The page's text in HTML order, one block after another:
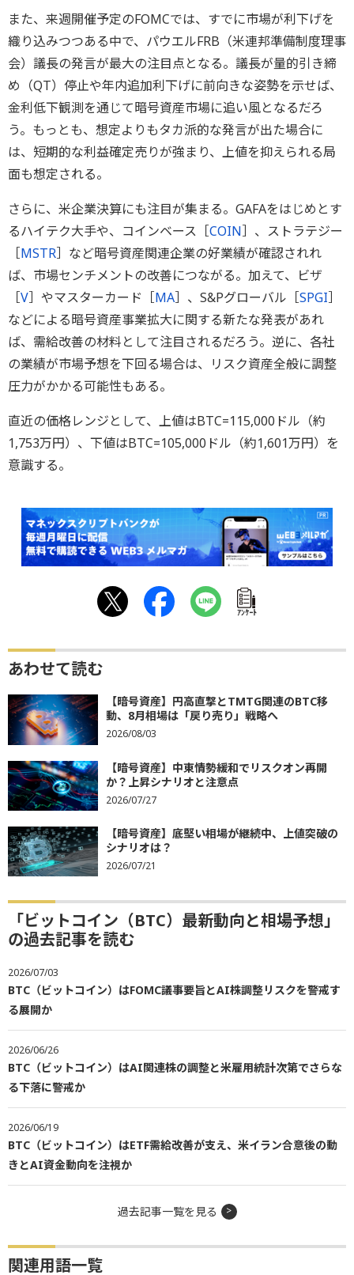
また、来週開催予定のFOMCでは、すでに市場が利下げを
織り込みつつある中で、パウエルFRB（米連邦準備制度理事
会）議長の発言が最大の注目点となる。議長が量的引き締
め（QT）停止や年内追加利下げに前向きな姿勢を示せば、
金利低下観測を通じて暗号資産市場に追い風となるだろ
う。もっとも、想定よりもタカ派的な発言が出た場合に
は、短期的な利益確定売りが強まり、上値を抑えられる局
面も想定される。
さらに、米企業決算にも注目が集まる。GAFAをはじめとす
るハイテク大手や、コインベース［COIN］、ストラテジー
［MSTR］など暗号資産関連企業の好業績が確認されれ
ば、市場センチメントの改善につながる。加えて、ビザ
［V］やマスターカード［MA］、S&Pグローバル［SPGI］
などによる暗号資産事業拡大に関する新たな発表があれ
ば、需給改善の材料として注目されるだろう。逆に、各社
の業績が市場予想を下回る場合は、リスク資産全般に調整
圧力がかかる可能性もある。
直近の価格レンジとして、上値はBTC=115,000ドル（約
1,753万円）、下値はBTC=105,000ドル（約1,601万円）を
意識する。
ｱﾝｹｰﾄ
あわせて読む
【暗号資産】円高直撃とTMTG関連のBTC移
動、8月相場は「戻り売り」戦略へ
2026/08/03
【暗号資産】中東情勢緩和でリスクオン再開
か？上昇シナリオと注意点
2026/07/27
【暗号資産】底堅い相場が継続中、上値突破の
シナリオは？
2026/07/21
「ビットコイン（BTC）最新動向と相場予想」
の過去記事を読む
2026/07/03
BTC（ビットコイン）はFOMC議事要旨とAI株調整リスクを警戒す
る展開か
2026/06/26
BTC（ビットコイン）はAI関連株の調整と米雇用統計次第でさらな
る下落に警戒か
2026/06/19
BTC（ビットコイン）はETF需給改善が支え、米イラン合意後の動
きとAI資金動向を注視か
過去記事一覧を見る
関連用語一覧